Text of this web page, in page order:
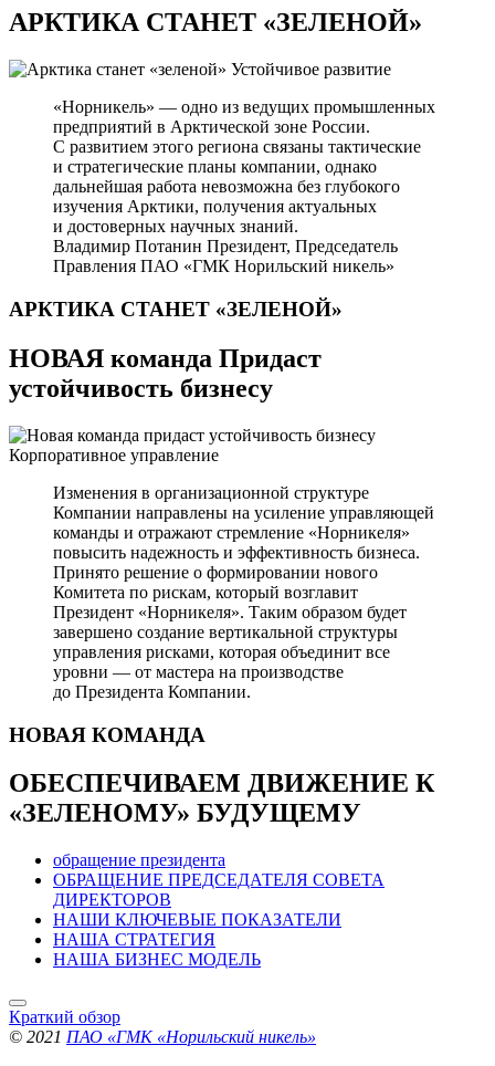
АРКТИКА СТАНЕТ «ЗЕЛЕНОЙ»
Устойчивое развитие
«Норникель» — одно из ведущих промышленных
предприятий в Арктической зоне России.
С развитием этого региона связаны тактические
и стратегические планы компании, однако
дальнейшая работа невозможна без глубокого
изучения Арктики, получения актуальных
и достоверных научных знаний.
Владимир Потанин Президент, Председатель
Правления ПАО «ГМК Норильский никель»
АРКТИКА СТАНЕТ «ЗЕЛЕНОЙ»
НОВАЯ команда Придаст
устойчивость бизнесу
Корпоративное управление
Изменения в организационной структуре
Компании направлены на усиление управляющей
команды и отражают стремление «Норникеля»
повысить надежность и эффективность бизнеса.
Принято решение о формировании нового
Комитета по рискам, который возглавит
Президент «Норникеля». Таким образом будет
завершено создание вертикальной структуры
управления рисками, которая объединит все
уровни — от мастера на производстве
до Президента Компании.
НОВАЯ КОМАНДА
ОБЕСПЕЧИВАЕМ ДВИЖЕНИЕ К
«ЗЕЛЕНОМУ» БУДУЩЕМУ
обращение президента
ОБРАЩЕНИЕ ПРЕДСЕДАТЕЛЯ СОВЕТА
ДИРЕКТОРОВ
НАШИ КЛЮЧЕВЫЕ ПОКАЗАТЕЛИ
НАША СТРАТЕГИЯ
НАША БИЗНЕС МОДЕЛЬ
Краткий обзор
© 2021 ПАО «ГМК «Норильский никель»